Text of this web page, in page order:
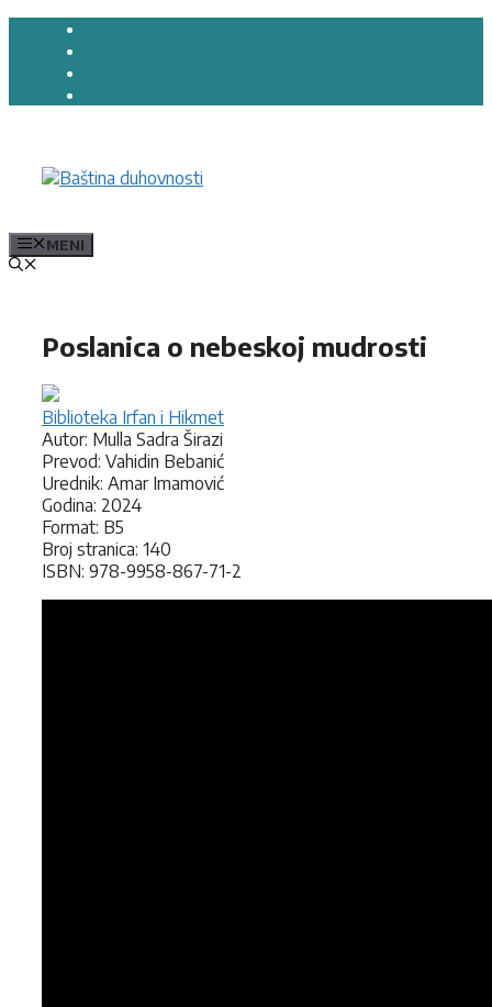
Preskoči
MENI
Poslanica o nebeskoj mudrosti
Biblioteka Irfan i Hikmet
Autor: Mulla Sadra Širazi
Prevod: Vahidin Bebanić
Urednik: Amar Imamović
Godina: 2024
Format: B5
Broj stranica: 140
ISBN: 978-9958-867-71-2